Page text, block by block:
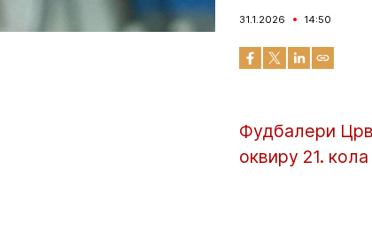
31.1.2026 14:50
Фудбалери
оквиру 21.